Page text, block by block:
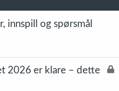
innspill og spørsmål
L
2026 er klare – dette